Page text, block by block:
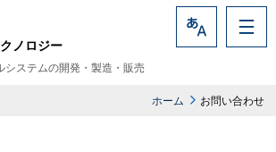
ノロジー
システムの開発・製造・販売
ホーム お問い合わせ